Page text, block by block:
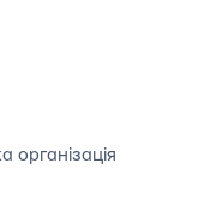
організація